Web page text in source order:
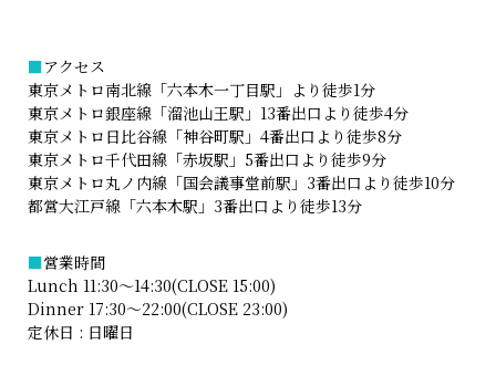
■アクセス
東京メトロ南北線「六本木一丁目駅」より徒歩1分
東京メトロ銀座線「溜池山王駅」13番出口より徒歩4分
東京メトロ日比谷線「神谷町駅」4番出口より徒歩8分
東京メトロ千代田線「赤坂駅」5番出口より徒歩9分
東京メトロ丸ノ内線「国会議事堂前駅」3番出口より徒歩10分
都営大江戸線「六本木駅」3番出口より徒歩13分
■営業時間
Lunch 11:30～14:30(CLOSE 15:00)
Dinner 17:30～22:00(CLOSE 23:00)
定休日 : 日曜日